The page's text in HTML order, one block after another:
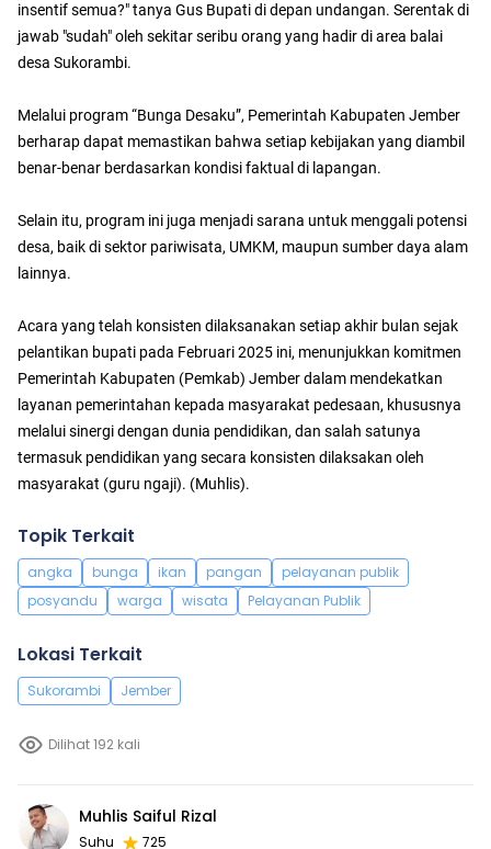
insentif semua?" tanya Gus Bupati di depan undangan. Serentak di
jawab "sudah" oleh sekitar seribu orang yang hadir di area balai
desa Sukorambi.
Melalui program “Bunga Desaku”, Pemerintah Kabupaten Jember
berharap dapat memastikan bahwa setiap kebijakan yang diambil
benar-benar berdasarkan kondisi faktual di lapangan.
Selain itu, program ini juga menjadi sarana untuk menggali potensi
desa, baik di sektor pariwisata, UMKM, maupun sumber daya alam
lainnya.
Acara yang telah konsisten dilaksanakan setiap akhir bulan sejak
pelantikan bupati pada Februari 2025 ini, menunjukkan komitmen
Pemerintah Kabupaten (Pemkab) Jember dalam mendekatkan
layanan pemerintahan kepada masyarakat pedesaan, khususnya
melalui sinergi dengan dunia pendidikan, dan salah satunya
termasuk pendidikan yang secara konsisten dilaksakan oleh
masyarakat (guru ngaji). (Muhlis).
Topik Terkait
angka bunga ikan pangan
pelayanan publik
posyandu
warga wisata Pelayanan Publik
Lokasi Terkait
Sukorambi Jember
Dilihat 192 kali
Muhlis Saiful Rizal
Suhu 725